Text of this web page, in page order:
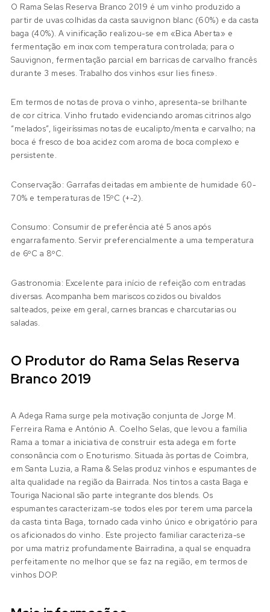
O Rama Selas Reserva Branco 2019 é um vinho produzido a
partir de uvas colhidas da casta sauvignon blanc (60%) e da casta
baga (40%). A vinificação realizou-se em «Bica Aberta» e
fermentação em inox com temperatura controlada; para o
Sauvignon, fermentação parcial em barricas de carvalho francês
durante 3 meses. Trabalho dos vinhos «sur lies fines».
Em termos de notas de prova o vinho, apresenta-se brilhante
de cor cítrica. Vinho frutado evidenciando aromas citrinos algo
“melados”, ligeiríssimas notas de eucalipto/menta e carvalho; na
boca é fresco de boa acidez com aroma de boca complexo e
persistente.
Conservação: Garrafas deitadas em ambiente de humidade 60-
70% e temperaturas de 15ºC (+-2).
Consumo: Consumir de preferência até 5 anos após
engarrafamento. Servir preferencialmente a uma temperatura
de 6ºC a 8ºC.
Gastronomia: Excelente para início de refeição com entradas
diversas. Acompanha bem mariscos cozidos ou bivaldos
salteados, peixe em geral, carnes brancas e charcutarias ou
saladas.
O Produtor do Rama Selas Reserva
Branco 2019
A Adega Rama surge pela motivação conjunta de Jorge M.
Ferreira Rama e António A. Coelho Selas, que levou a família
Rama a tomar a iniciativa de construir esta adega em forte
consonância com o Enoturismo. Situada às portas de Coimbra,
em Santa Luzia, a Rama & Selas produz vinhos e espumantes de
alta qualidade na região da Bairrada. Nos tintos a casta Baga e
Touriga Nacional são parte integrante dos blends. Os
espumantes caracterizam-se todos eles por terem uma parcela
da casta tinta Baga, tornado cada vinho único e obrigatório para
os aficionados do vinho. Este projecto familiar caracteriza-se
por uma matriz profundamente Bairradina, a qual se enquadra
perfeitamente no melhor que se faz na região, em termos de
vinhos DOP.